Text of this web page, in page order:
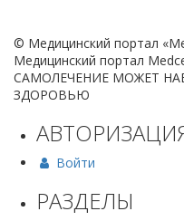
© Медицинский портал
Медицинский портал
САМОЛЕЧЕНИЕ МОЖЕТ
ЗДОРОВЬЮ
Войти
РАЗДЕЛЫ